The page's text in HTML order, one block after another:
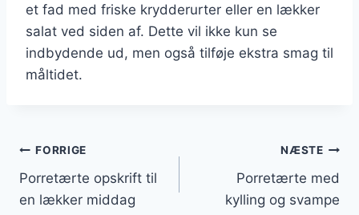
et fad med friske krydderurter eller en lækker
salat ved siden af. Dette vil ikke kun se
indbydende ud, men også tilføje ekstra smag til
måltidet.
Indlægsnavigation
FORRIGE
Porretærte opskrift til
en lækker middag
NÆSTE
Porretærte med
kylling og svampe